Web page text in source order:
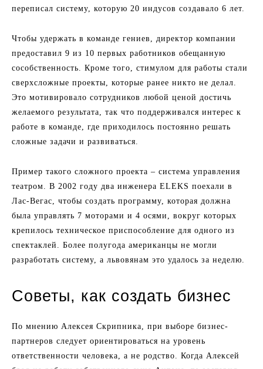
переписал систему, которую 20 индусов создавало 6 лет.
Чтобы удержать в команде гениев, директор компании
предоставил 9 из 10 первых работников обещанную
сособственность. Кроме того, стимулом для работы стали
сверхсложные проекты, которые ранее никто не делал.
Это мотивировало сотрудников любой ценой достичь
желаемого результата, так что поддерживался интерес к
работе в команде, где приходилось постоянно решать
сложные задачи и развиваться.
Пример такого сложного проекта – система управления
театром. В 2002 году два инженера ELEKS поехали в
Лас-Вегас, чтобы создать программу, которая должна
была управлять 7 моторами и 4 осями, вокруг которых
крепилось техническое приспособление для одного из
спектаклей. Более полугода американцы не могли
разработать систему, а львовянам это удалось за неделю.
Советы, как создать бизнес
По мнению Алексея Скрипника, при выборе бизнес-
партнеров следует ориентироваться на уровень
ответственности человека, а не родство. Когда Алексей